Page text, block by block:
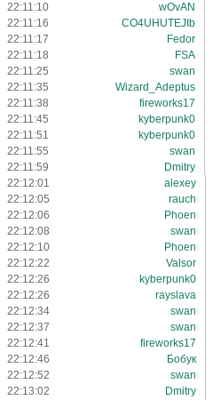
22:11:10
wOvAN
22:11:16
CO4UHUTEJIb
22:11:17
Fedor
22:11:18
FSA
22:11:25
swan
22:11:35
Wizard_Adeptus
22:11:38
fireworks17
22:11:45
kyberpunk0
22:11:51
kyberpunk0
22:11:55
swan
22:11:59
Dmitry
22:12:01
alexey
22:12:05
rauch
22:12:06
Phoen
22:12:08
swan
22:12:10
Phoen
22:12:22
Valsor
22:12:26
kyberpunk0
22:12:26
rayslava
22:12:34
swan
22:12:37
swan
22:12:41
fireworks17
22:12:46
Бобук
22:12:52
swan
22:13:02
Dmitry